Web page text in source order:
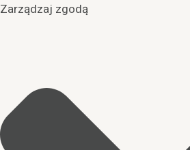
Zarządzaj zgodą